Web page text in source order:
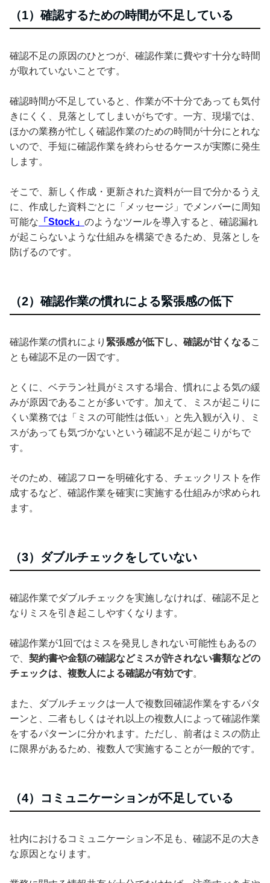
（1）確認するための時間が不足している
確認不足の原因のひとつが、確認作業に費やす十分な時間
が取れていないことです。
確認時間が不足していると、作業が不十分であっても気付
きにくく、見落としてしまいがちです。一方、現場では、
ほかの業務が忙しく確認作業のための時間が十分にとれな
いので、手短に確認作業を終わらせるケースが実際に発生
します。
そこで、新しく作成・更新された資料が一目で分かるうえ
に、作成した資料ごとに「メッセージ」でメンバーに周知
可能な 「Stock」 のようなツールを導入すると、確認漏れ
が起こらないような仕組みを構築できるため、見落としを
防げるのです。
（2）確認作業の慣れによる緊張感の低下
確認作業の慣れにより 緊張感が低下し、確認が甘くなるこ
とも確認不足の一因です。
とくに、ベテラン社員がミスする場合、慣れによる気の緩
みが原因であることが多いです。加えて、ミスが起こりに
くい業務では「ミスの可能性は低い」と先入観が入り、ミ
スがあっても気づかないという確認不足が起こりがちで
す。
そのため、確認フローを明確化する、チェックリストを作
成するなど、確認作業を確実に実施する仕組みが求められ
ます。
（3）ダブルチェックをしていない
確認作業でダブルチェックを実施しなければ、確認不足と
なりミスを引き起こしやすくなります。
確認作業が1回ではミスを発見しきれない可能性もあるの
で、 契約書や金額の確認などミスが許されない書類などの
チェックは、複数人による確認が有効です。
また、ダブルチェックは一人で複数回確認作業をするパタ
ーンと、二者もしくはそれ以上の複数人によって確認作業
をするパターンに分かれます。ただし、前者はミスの防止
に限界があるため、複数人で実施することが一般的です。
（4）コミュニケーションが不足している
社内におけるコミュニケーション不足も、確認不足の大き
な原因となります。